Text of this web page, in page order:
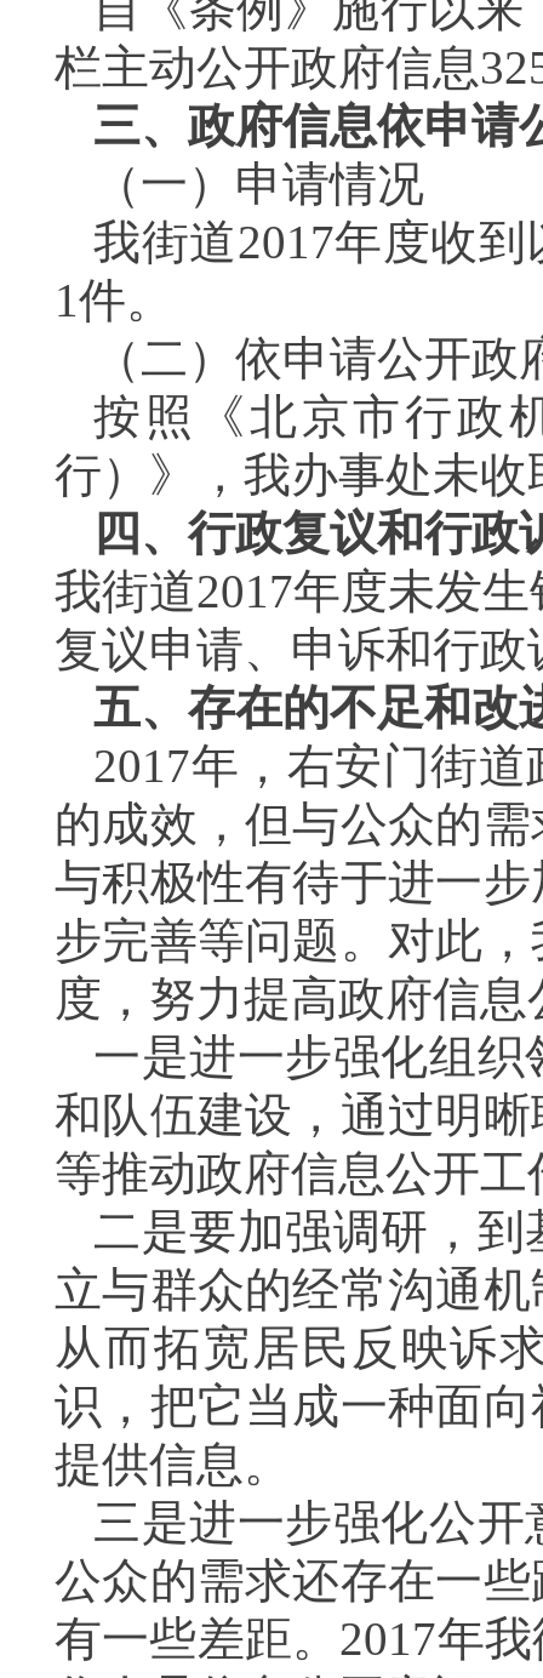
栏主动公开政府信息
三、政府信息依申请
（一）申请情况
我街道2017年度收到
1件。
（二）依申请公开
按照《北京市行政
行）》，我办事处未
四、行政复议和行政
我街道2017年度未发
复议申请、申诉和行政
五、存在的不足和改
2017年，右安门街
的成效，但与公众的
与积极性有待于进一
步完善等问题。对此
度，努力提高政府信
一是进一步强化组
和队伍建设，通过明
等推动政府信息公开
二是要加强调研，
立与群众的经常沟通
从而拓宽居民反映诉
识，把它当成一种面
提供信息。
三是进一步强化公
公众的需求还存在一
有一些差距。 2017年